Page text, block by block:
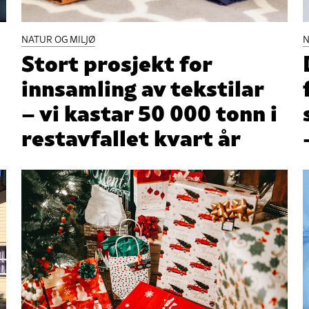
NATUR OG MILJØ
Stort prosjekt for
innsamling av tekstilar
– vi kastar 50 000 tonn i
restavfallet kvart år